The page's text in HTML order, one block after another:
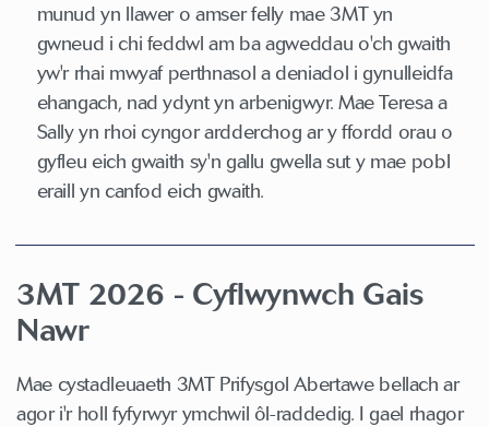
munud yn llawer o amser felly mae 3MT yn
gwneud i chi feddwl am ba agweddau o'ch gwaith
yw'r rhai mwyaf perthnasol a deniadol i gynulleidfa
ehangach, nad ydynt yn arbenigwyr. Mae Teresa a
Sally yn rhoi cyngor ardderchog ar y ffordd orau o
gyfleu eich gwaith sy'n gallu gwella sut y mae pobl
eraill yn canfod eich gwaith.
3MT 2026 - Cyflwynwch Gais
Nawr
Mae cystadleuaeth 3MT Prifysgol Abertawe bellach ar
agor i'r holl fyfyrwyr ymchwil ôl-raddedig. I gael rhagor